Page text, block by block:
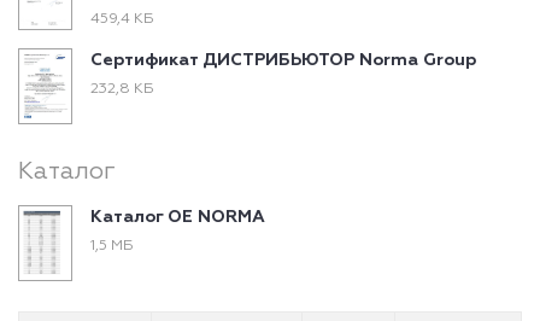
459,4 КБ
Сертификат ДИСТРИБЬЮТОР Norma Group
232,8 КБ
Каталог
Каталог ОЕ NORMA
1,5 МБ